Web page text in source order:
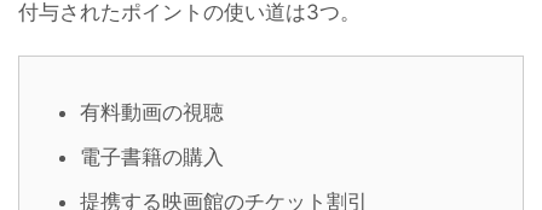
付与されたポイントの使い道は3つ。
有料動画の視聴
電子書籍の購入
提携する映画館のチケット割引